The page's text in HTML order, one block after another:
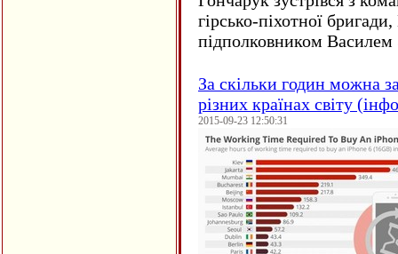
гірсько-піхотної
підполковником
За скільки годин можна
різних країнах світу
2015-09-23 12:50:31